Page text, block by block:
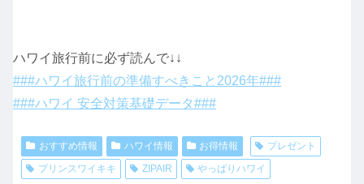
ハワイ旅行前に必ず読んで↓↓
###ハワイ旅行前の準備すべきこと2026年###
###ハワイ 安全対策基礎データ###
おすすめ情報 ハワイ情報 お得情報
プレゼント
プリンスワイキキ
ZIPAIR やっぱりハワイ